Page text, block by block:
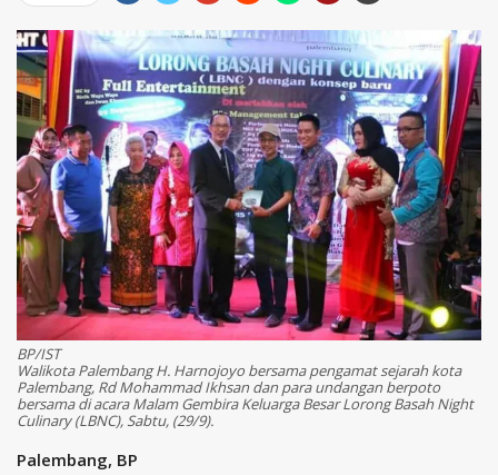
BP/IST
Walikota Palembang H. Harnojoyo bersama pengamat sejarah kota
Palembang, Rd Mohammad Ikhsan dan para undangan berpoto
bersama di acara Malam Gembira Keluarga Besar Lorong Basah Night
Culinary (LBNC), Sabtu, (29/9).
Palembang, BP